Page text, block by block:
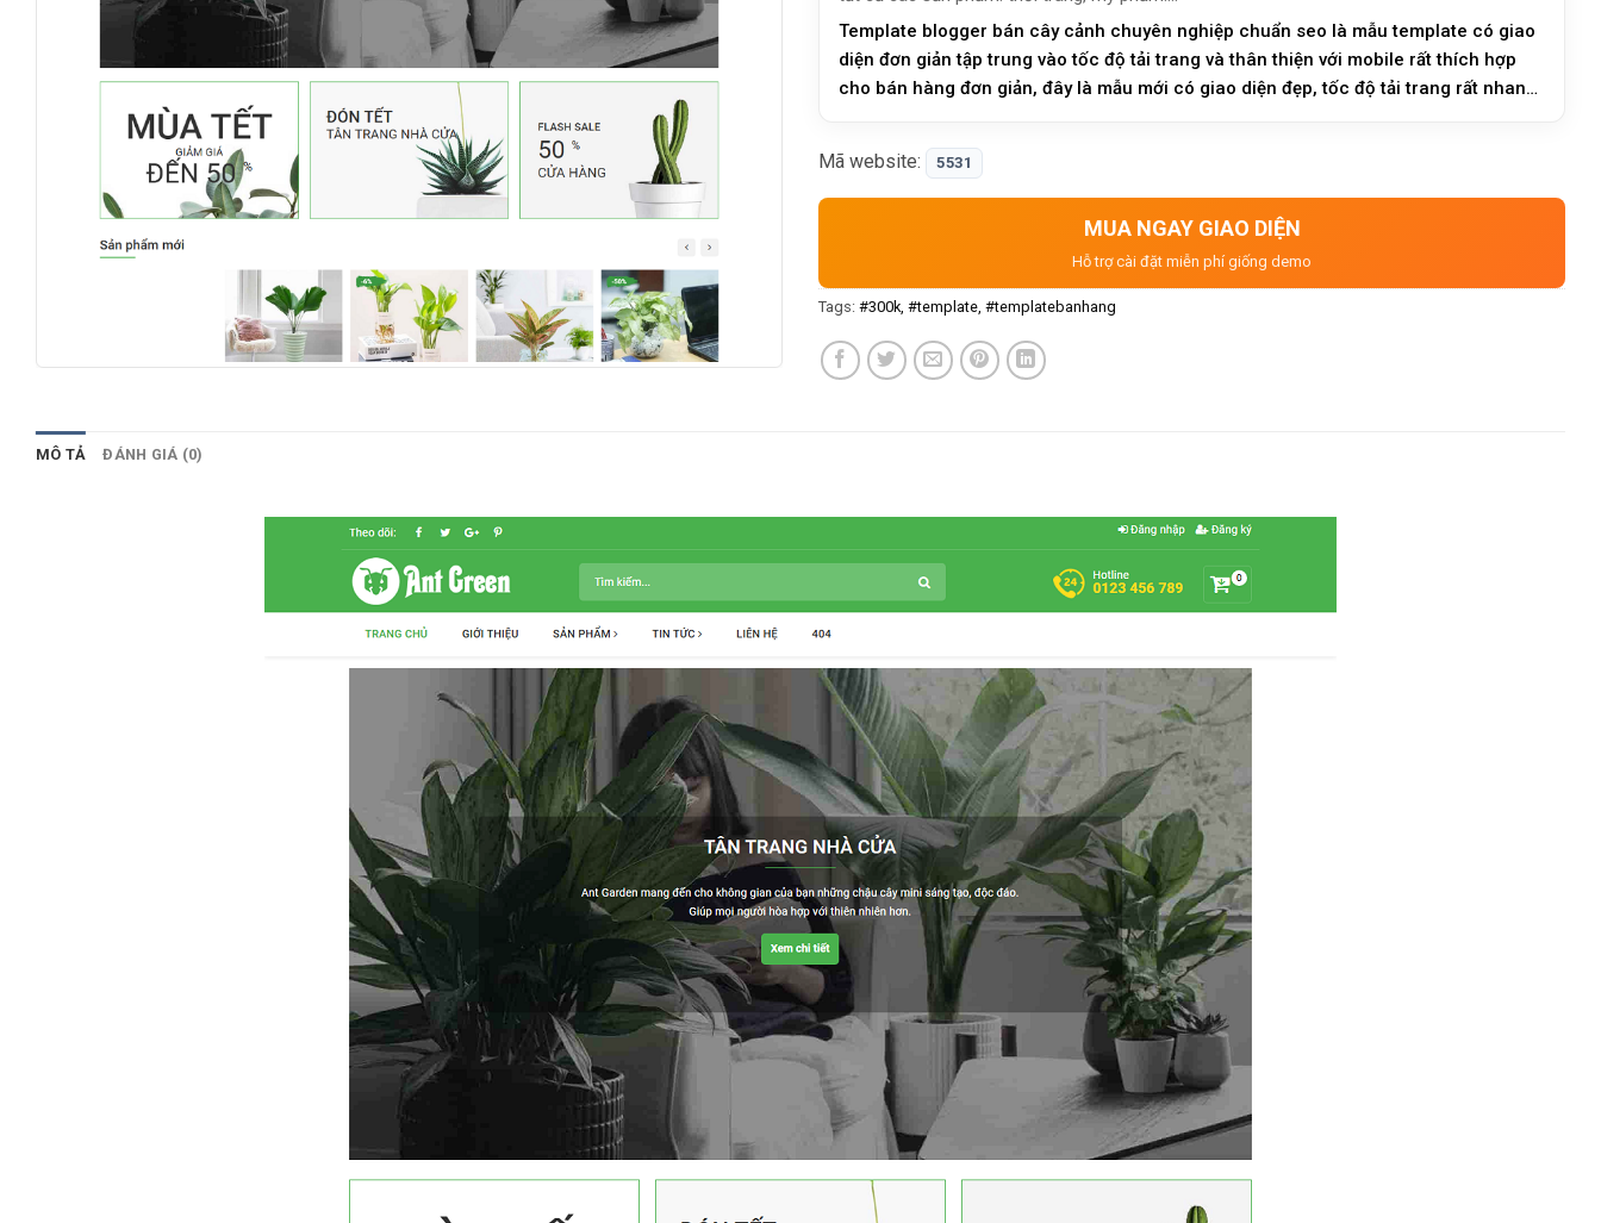
Template blogger bán cây cảnh chuyên nghiệp chuẩn seo là mẫu template có giao
diện đơn giản tập trung vào tốc độ tải trang và thân thiện với mobile rất thích hợp
cho bán hàng đơn giản, đây là mẫu mới có giao diện đẹp, tốc độ tải trang rất nhanh,
Mã website: 5531
MUA NGAY GIAO DIỆN
Hỗ trợ cài đặt miễn phí giống demo
Tags: #300k #template #templatebanhang
MÔ TẢ ĐÁNH GIÁ (0)